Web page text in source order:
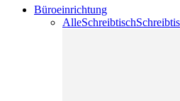
Büroeinrichtung
AlleSchreibtisch